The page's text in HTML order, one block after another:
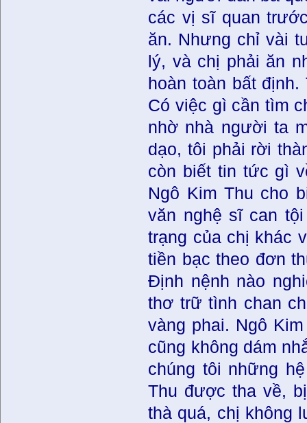
các vị sĩ quan
ăn. Nhưng chỉ vài
lý, và chị phải ăn
hoàn toàn bất
Có việc gì cần tìm
nhờ nhà người ta
dạo, tôi phải rời
còn biết tin tức gì
Ngô Kim Thu cho
văn nghệ sĩ can
trạng của chị khác
tiền bạc theo đơn
Định nệnh nào
thơ trữ tình chan
vàng phai. Ngô
cũng không dám
chúng tôi những
Thu được tha về,
thà quá, chị không